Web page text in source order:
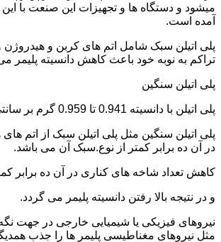
میشود و دستگاه ها و تجهیزات این صنعت با
آمده است.
پلی اتیلن سبک شامل اتم های کربن و هیدروژن
تراکم به نوبه خود باعث کاهش دانسیته پلیمر می گردد.به طور کلی به پلی اتیلن
پلی اتیلن سنگین
پلی اتیلن با دانسیته 0.941 تا 0.959 گرم بر سانتی متر مکعب پلی اتیلن سنگین نام دارد.
در آن ده برابر کمتر از نوع.سبک آن می باشد.
کاهش تعداد شاخه های کناری در آن ده برابر
و در نتیجه بالا رفتن دانسیته پلیمر می گردد.
نیروهای فیزیکی یا شیمیایی خارجی در جهت نگه
مثل نیروهای مغناطیسی پلیمر ها را جذب